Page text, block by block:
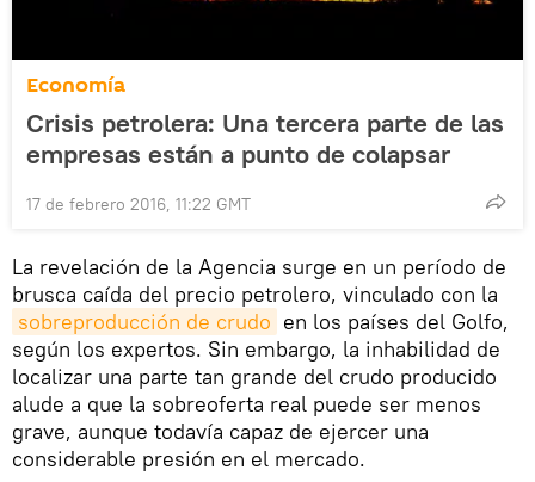
Economía
Crisis petrolera: Una tercera parte de las
empresas están a punto de colapsar
17 de febrero 2016, 11:22 GMT
La revelación de la Agencia surge en un período de
brusca caída del precio petrolero, vinculado con la
sobreproducción de crudo en los países del Golfo,
según los expertos. Sin embargo, la inhabilidad de
localizar una parte tan grande del crudo producido
alude a que la sobreoferta real puede ser menos
grave, aunque todavía capaz de ejercer una
considerable presión en el mercado.